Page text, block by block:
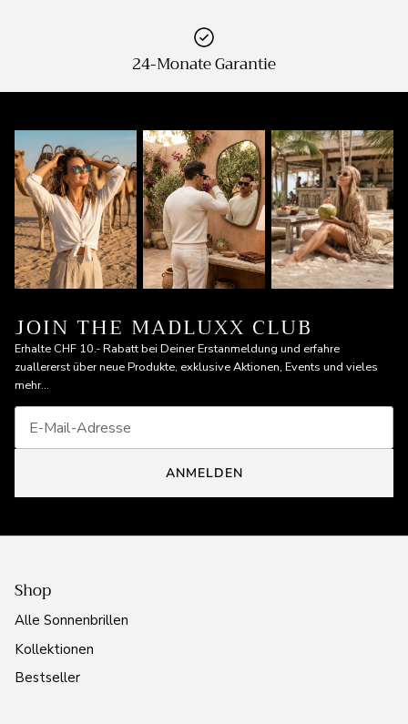
24-Monate Garantie
JOIN THE MADLUXX CLUB
Erhalte CHF 10.- Rabatt bei Deiner Erstanmeldung und erfahre
zuallererst über neue Produkte, exklusive Aktionen, Events und vieles
mehr...
ANMELDEN
Shop
Alle Sonnenbrillen
Kollektionen
Bestseller